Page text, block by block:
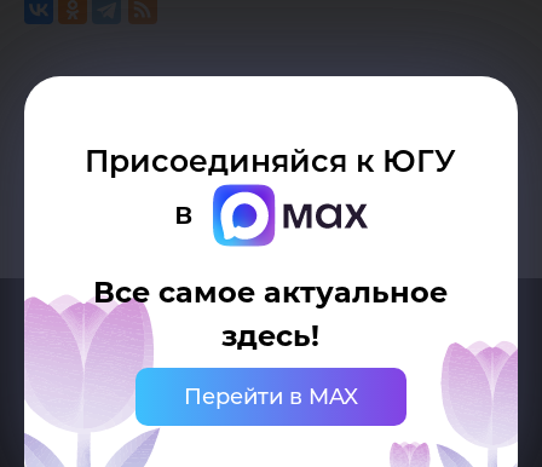
Присоединяйся к ЮГУ
в
Все самое актуальное
здесь!
Перейти в MAX
Возврат к списку